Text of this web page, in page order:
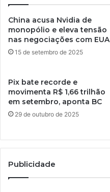
China acusa Nvidia de
monopólio e eleva tensão
nas negociações com EUA
15 de setembro de 2025
Pix bate recorde e
movimenta R$ 1,66 trilhão
em setembro, aponta BC
29 de outubro de 2025
Publicidade